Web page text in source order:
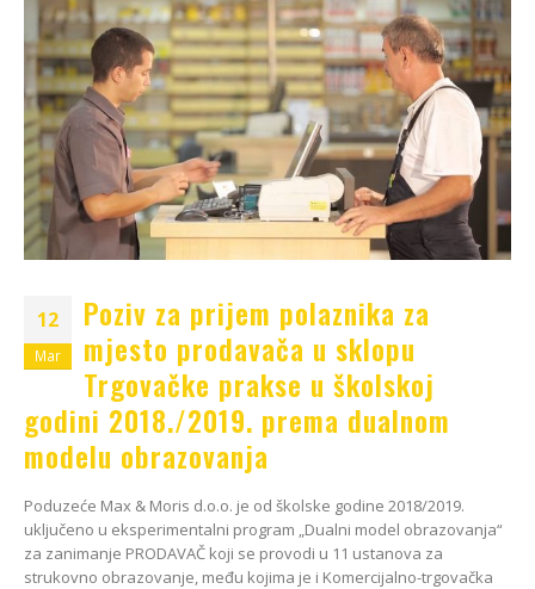
12
Mar
Poziv za prijem polaznika za
mjesto prodavača u sklopu
Trgovačke prakse u školskoj
godini 2018./2019. prema dualnom
modelu obrazovanja
Poduzeće Max & Moris d.o.o. je od školske godine 2018/2019.
uključeno u eksperimentalni program „Dualni model obrazovanja“
za zanimanje PRODAVAČ koji se provodi u 11 ustanova za
strukovno obrazovanje, među kojima je i Komercijalno-trgovačka